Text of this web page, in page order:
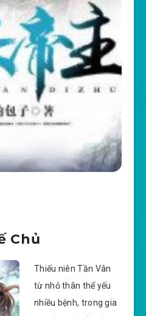
Chủ
Thiếu niên Tần Vân
từ nhỏ thân thể yếu
nhiều bệnh, trong gia